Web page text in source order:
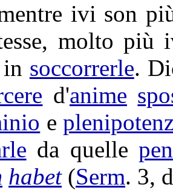
ivi son
molto più
in soccorrerle.
d'anime
e
da quelle
habet (Serm. 3,